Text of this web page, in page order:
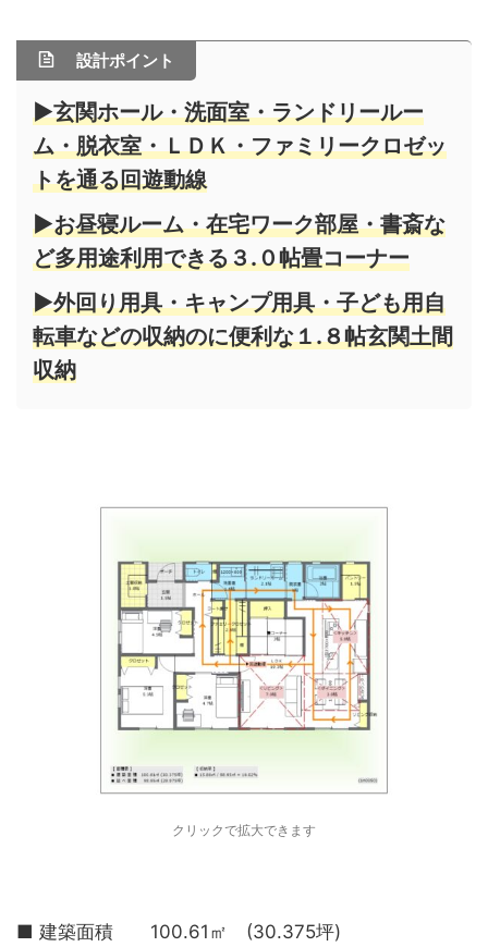
設計ポイント
▶玄関ホール・洗面室・ランドリールー
ム・脱衣室・ＬＤＫ・ファミリークロゼッ
トを通る回遊動線
▶お昼寝ルーム・在宅ワーク部屋・書斎な
ど多用途利用できる３.０帖畳コーナー
▶外回り用具・キャンプ用具・子ども用自
転車などの収納のに便利な１.８帖玄関土間
収納
クリックで拡大できます
■ 建築面積 100.61㎡ (30.375坪)